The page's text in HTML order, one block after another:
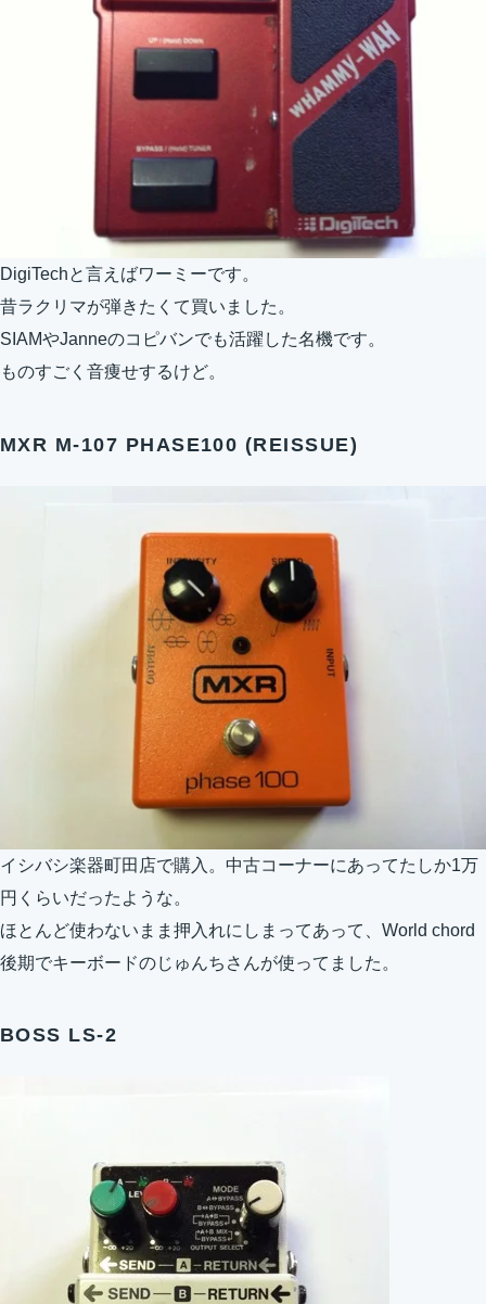
DigiTechと言えばワーミーです。
昔ラクリマが弾きたくて買いました。
SIAMやJanneのコピバンでも活躍した名機です。
ものすごく音痩せするけど。
MXR M-107 PHASE100 (REISSUE)
イシバシ楽器町田店で購入。中古コーナーにあってたしか1万
円くらいだったような。
ほとんど使わないまま押入れにしまってあって、World chord
後期でキーボードのじゅんちさんが使ってました。
BOSS LS-2